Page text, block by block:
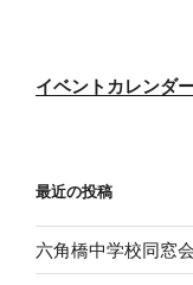
イベントカレンダ
最近の投稿
六角橋中学校同窓